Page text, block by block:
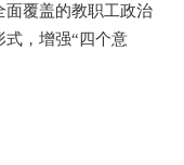
面覆盖的教职工政治
，增强“四个意